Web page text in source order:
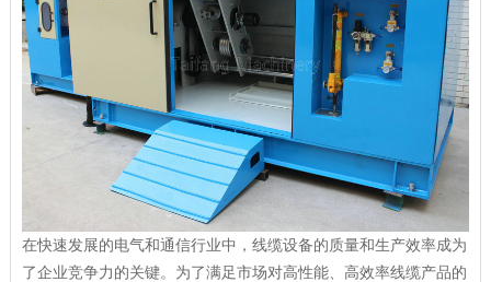
在快速发展的电气和通信行业中，线缆设备的质量和生产效率成为
了企业竞争力的关键。为了满足市场对高性能、高效率线缆产品的